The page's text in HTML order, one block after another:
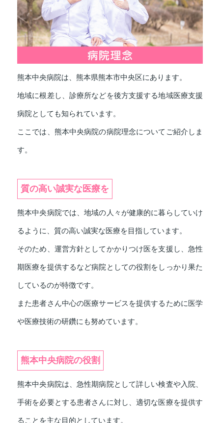
熊本中央病院は、熊本県熊本市中央区にあります。
地域に根差し、診療所などを後方支援する地域医療支援
病院としても知られています。
ここでは、熊本中央病院の病院理念についてご紹介しま
す。
質の高い誠実な医療を
熊本中央病院では、地域の人々が健康的に暮らしていけ
るように、質の高い誠実な医療を目指しています。
そのため、運営方針としてかかりつけ医を支援し、急性
期医療を提供するなど病院としての役割をしっかり果た
しているのが特徴です。
また患者さん中心の医療サービスを提供するために医学
や医療技術の研鑽にも努めています。
熊本中央病院の役割
熊本中央病院は、急性期病院として詳しい検査や入院、
手術を必要とする患者さんに対し、適切な医療を提供す
ることを主な目的としています。